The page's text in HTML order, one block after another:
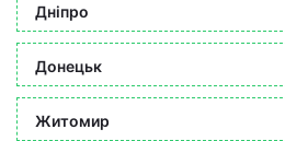
Дніпро
Донецьк
Житомир